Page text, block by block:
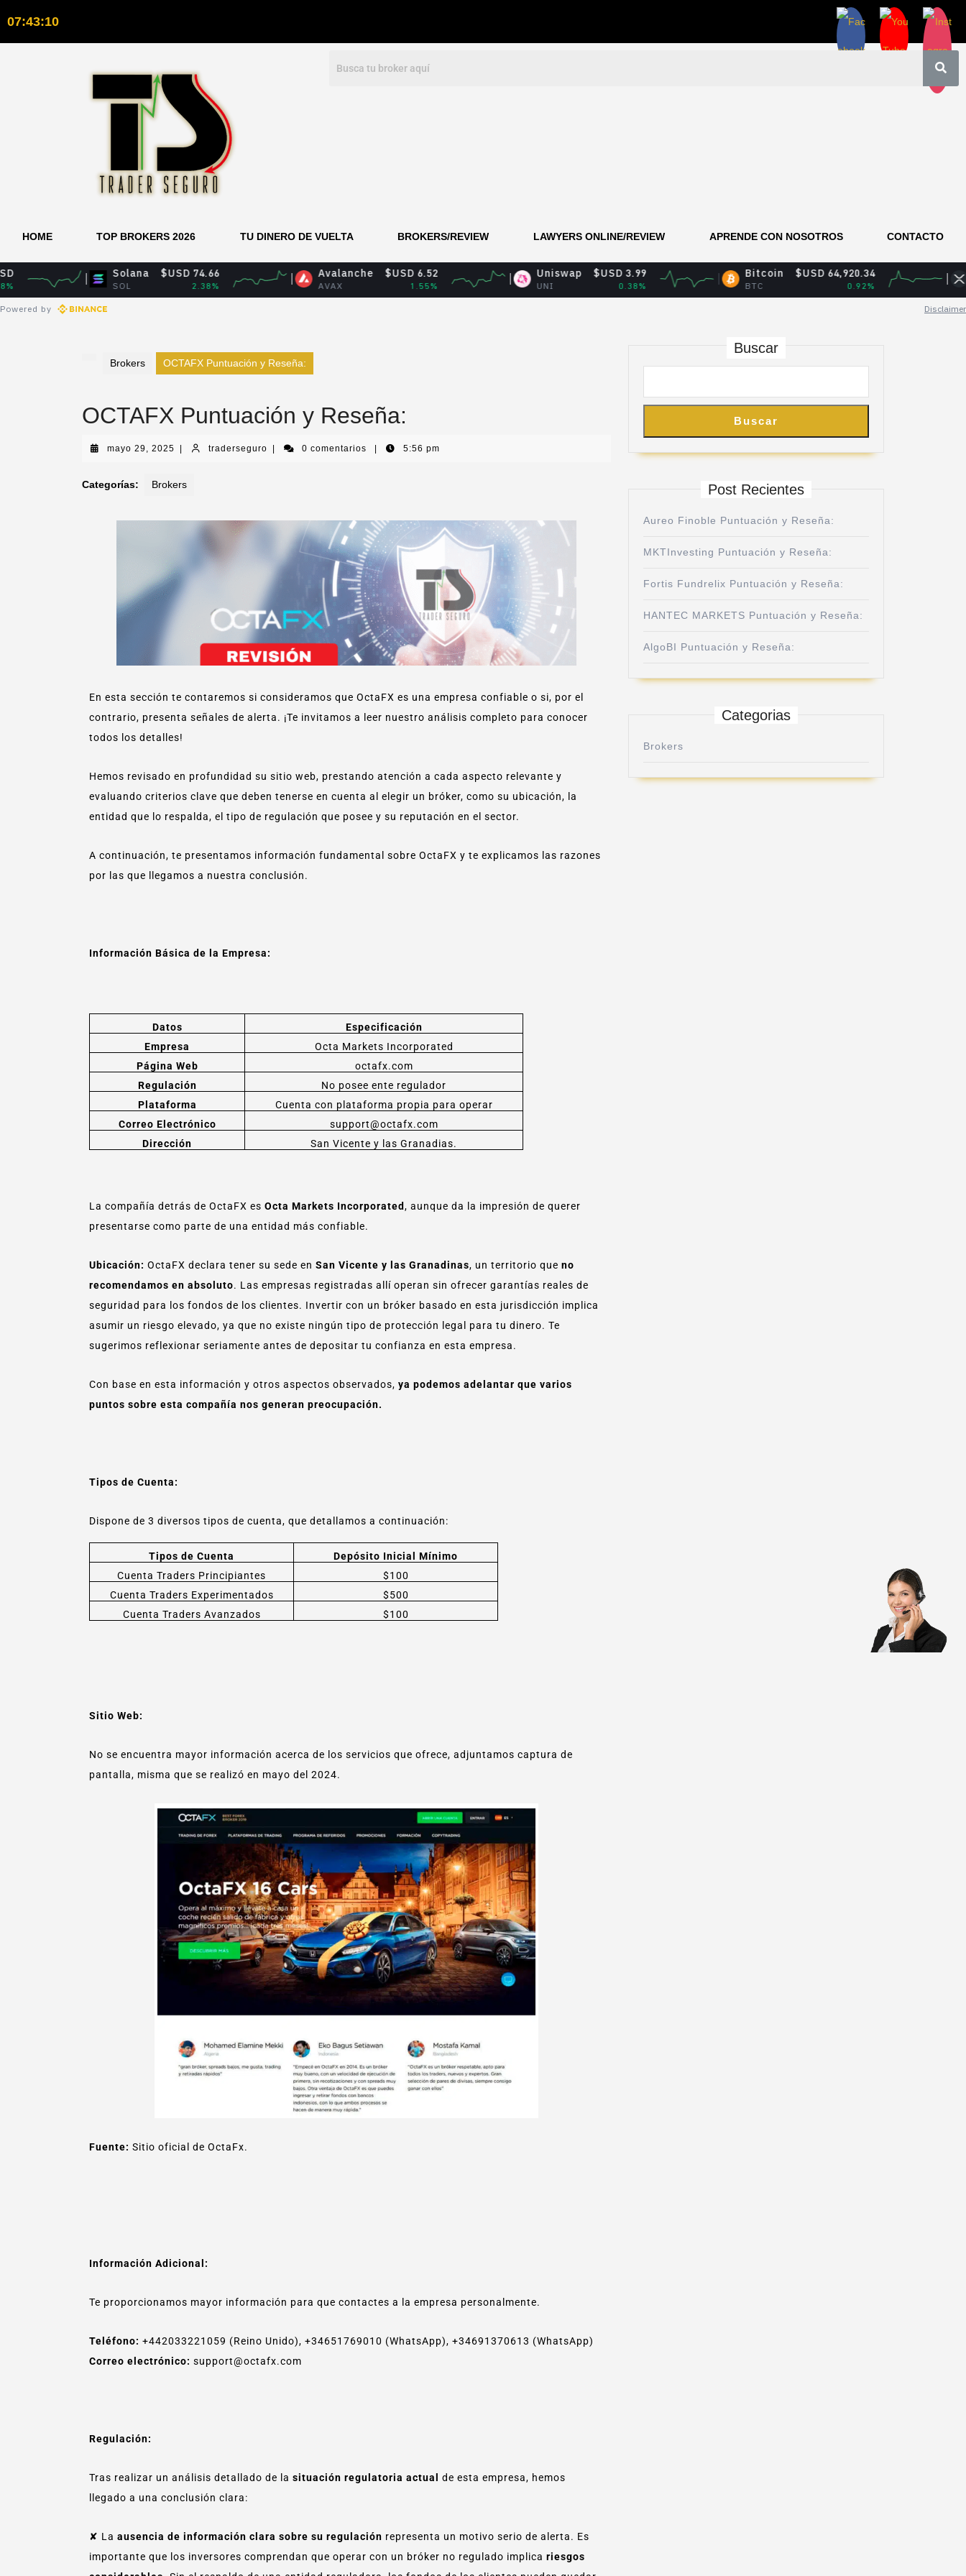
07:43:11
HOME TOP BROKERS 2026 TU DINERO DE VUELTA BROKERS/REVIEW LAWYERS ONLINE/REVIEW APRENDE CON NOSOTROS CONTACTO
Solana
SOL
$USD 74.66
2.38%
Avalanche
AVAX
$USD 6.52 Uniswap
UNI
$USD 3.99
0.38% BTC
$USD 64,920.34
XRP
Powered by Disclaimer
Brokers OCTAFX Puntuación y Reseña:
OCTAFX Puntuación y Reseña:
mayo 29, 2025 traderseguro 0 comentarios 5:56 pm
Categorías: Brokers
En esta sección te contaremos si consideramos que OctaFX es una empresa confiable o si, por el
contrario, presenta señales de alerta. ¡Te invitamos a leer nuestro análisis completo para conocer
todos los detalles!
Hemos revisado en profundidad su sitio web, prestando atención a cada aspecto relevante y
evaluando criterios clave que deben tenerse en cuenta al elegir un bróker, como su ubicación, la
entidad que lo respalda, el tipo de regulación que posee y su reputación en el sector.
A continuación, te presentamos información fundamental sobre OctaFX y te explicamos las razones
por las que llegamos a nuestra conclusión.
Información Básica de la Empresa:
Datos
Especificación
Empresa
Octa Markets Incorporated
Página Web
octafx.com
Regulación
No posee ente regulador
Plataforma
Cuenta con plataforma propia para operar
Correo Electrónico
support@octafx.com
Dirección
San Vicente y las Granadias.
La compañía detrás de OctaFX es Octa Markets Incorporated, aunque da la impresión de querer
presentarse como parte de una entidad más confiable.
Ubicación: OctaFX declara tener su sede en San Vicente y las Granadinas, un territorio que no
recomendamos en absoluto. Las empresas registradas allí operan sin ofrecer garantías reales de
seguridad para los fondos de los clientes. Invertir con un bróker basado en esta jurisdicción implica
asumir un riesgo elevado, ya que no existe ningún tipo de protección legal para tu dinero. Te
sugerimos reflexionar seriamente antes de depositar tu confianza en esta empresa.
Con base en esta información y otros aspectos observados, ya podemos adelantar que varios
puntos sobre esta compañía nos generan preocupación.
Tipos de Cuenta:
Dispone de 3 diversos tipos de cuenta, que detallamos a continuación:
Tipos de Cuenta
Depósito Inicial Mínimo
Cuenta Traders Principiantes
$100
Cuenta Traders Experimentados
$500
Cuenta Traders Avanzados
$100
Sitio Web:
No se encuentra mayor información acerca de los servicios que ofrece, adjuntamos captura de
pantalla, misma que se realizó en mayo del 2024.
Fuente: Sitio oficial de OctaFx.
Información Adicional:
Te proporcionamos mayor información para que contactes a la empresa personalmente.
Teléfono: +442033221059 (Reino Unido), +34651769010 (WhatsApp), +34691370613 (WhatsApp)
Correo electrónico: support@octafx.com
Regulación:
Tras realizar un análisis detallado de la situación regulatoria actual
de esta empresa, hemos
llegado a una conclusión clara:
✘ La ausencia de información clara sobre su regulación representa un motivo serio de alerta. Es
importante que los inversores comprendan que operar con un bróker no regulado implica riesgos
Buscar
Buscar
Post Recientes
Aureo Finoble Puntuación y Reseña:
MKTInvesting Puntuación y Reseña:
Fortis Fundrelix Puntuación y Reseña:
HANTEC MARKETS Puntuación y Reseña:
AlgoBI Puntuación y Reseña:
Categorias
Brokers